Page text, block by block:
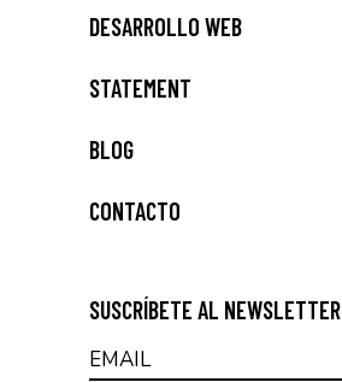
DESARROLLO WEB
STATEMENT
BLOG
CONTACTO
SUSCRÍBETE AL NEWSLETTER